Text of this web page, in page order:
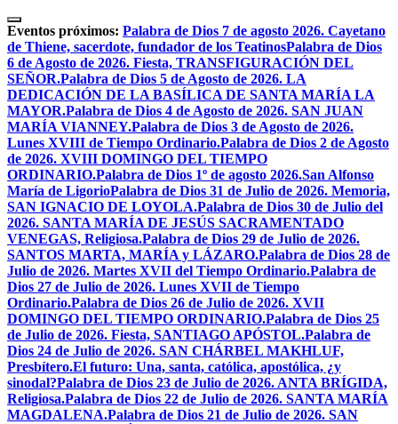
Skip
to
content
Eventos próximos: Palabra de Dios 7 de agosto 2026. Cayetano
de Thiene, sacerdote, fundador de los TeatinosPalabra de Dios
6 de Agosto de 2026. Fiesta, TRANSFIGURACIÓN DEL
SEÑOR.Palabra de Dios 5 de Agosto de 2026. LA
DEDICACIÓN DE LA BASÍLICA DE SANTA MARÍA LA
MAYOR.Palabra de Dios 4 de Agosto de 2026. SAN JUAN
MARÍA VIANNEY.Palabra de Dios 3 de Agosto de 2026.
Lunes XVIII de Tiempo Ordinario.Palabra de Dios 2 de Agosto
de 2026. XVIII DOMINGO DEL TIEMPO
ORDINARIO.Palabra de Dios 1º de agosto 2026.San Alfonso
María de LigorioPalabra de Dios 31 de Julio de 2026. Memoria,
SAN IGNACIO DE LOYOLA.Palabra de Dios 30 de Julio del
2026. SANTA MARÍA DE JESÚS SACRAMENTADO
VENEGAS, Religiosa.Palabra de Dios 29 de Julio de 2026.
SANTOS MARTA, MARÍA y LÁZARO.Palabra de Dios 28 de
Julio de 2026. Martes XVII del Tiempo Ordinario.Palabra de
Dios 27 de Julio de 2026. Lunes XVII de Tiempo
Ordinario.Palabra de Dios 26 de Julio de 2026. XVII
DOMINGO DEL TIEMPO ORDINARIO.Palabra de Dios 25
de Julio de 2026. Fiesta, SANTIAGO APÓSTOL.Palabra de
Dios 24 de Julio de 2026. SAN CHÁRBEL MAKHLUF,
Presbítero.El futuro: Una, santa, católica, apostólica, ¿y
sinodal?Palabra de Dios 23 de Julio de 2026. ANTA BRÍGIDA,
Religiosa.Palabra de Dios 22 de Julio de 2026. SANTA MARÍA
MAGDALENA.Palabra de Dios 21 de Julio de 2026. SAN